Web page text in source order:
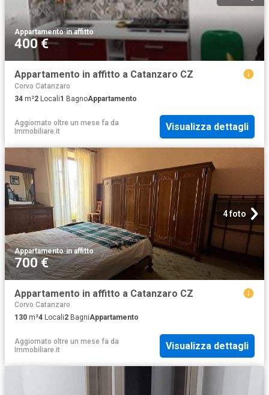
Appartamento·in affitto
400 €
Appartamento in affitto a Catanzaro CZ
Corvo Catanzaro
34 m²2 Locali1 BagnoAppartamento
Aggiornato oltre un mese fa da
Immobiliare.it
Visualizza dettagli
4 foto
Appartamento·in affitto
700 €
Appartamento in affitto a Catanzaro CZ
Corvo Catanzaro
130 m²4 Locali2 BagniAppartamento
Aggiornato oltre un mese fa da
Immobiliare.it
Visualizza dettagli